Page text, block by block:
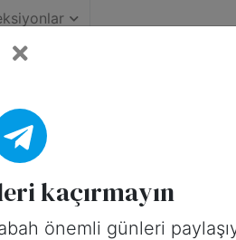
Günleri
kaçırmayın
önemli günleri